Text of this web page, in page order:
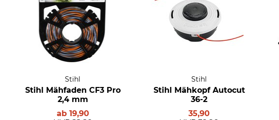
Stihl
Stihl Mähfaden CF3 Pro
2,4 mm
ab 19,90
Stihl
Stihl Mähkopf Autocut
36-2
35,90